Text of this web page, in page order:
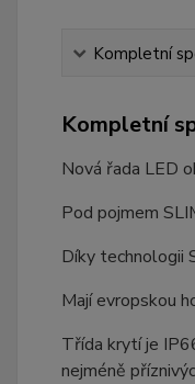
Kompletní
Kompletní
Nová řada LED
Pod pojmem
Díky technologii
Mají evropskou
Třída krytí je
nejméně